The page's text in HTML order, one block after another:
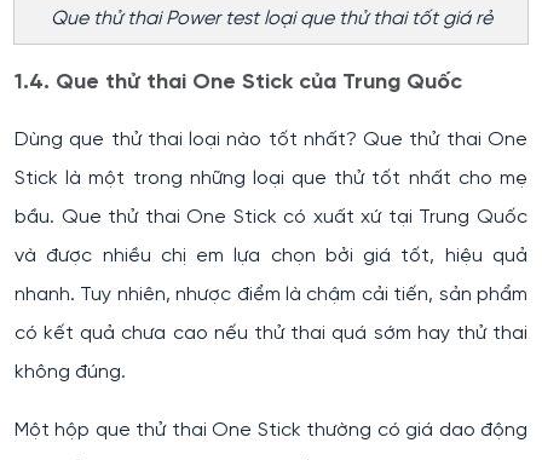
Que thử thai Power test loại que thử thai tốt giá rẻ
1.4. Que thử thai One Stick của Trung Quốc
Dùng que thử thai loại nào tốt nhất? Que thử thai One
Stick là một trong những loại que thử tốt nhất cho mẹ
bầu. Que thử thai One Stick có xuất xứ tại Trung Quốc
và được nhiều chị em lựa chọn bởi giá tốt, hiệu quả
nhanh. Tuy nhiên, nhược điểm là chậm cải tiến, sản phẩm
có kết quả chưa cao nếu thử thai quá sớm hay thử thai
không đúng.
Một hộp que thử thai One Stick thường có giá dao động